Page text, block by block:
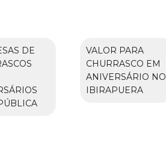
DE
VALOR PARA
CHURRASCO EM
ANIVERSÁRIO NO
IBIRAPUERA